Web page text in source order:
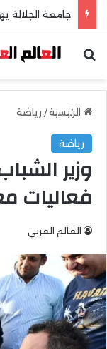
بحث عن
الرئيسية/ رياضة
رياضة
وزير
فعاليات
العالم العربي